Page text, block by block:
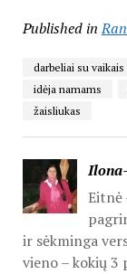
Published in
darbeliai su vaikais
idėja namams
žaisliukas
Eitnė
ir sėkminga
vieno – kokių 3